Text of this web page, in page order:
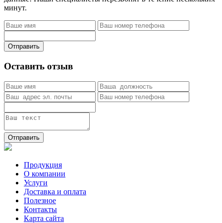
минут.
Отправить
Оставить отзыв
Отправить
Продукция
О компании
Услуги
Доставка и оплата
Полезное
Контакты
Карта сайта